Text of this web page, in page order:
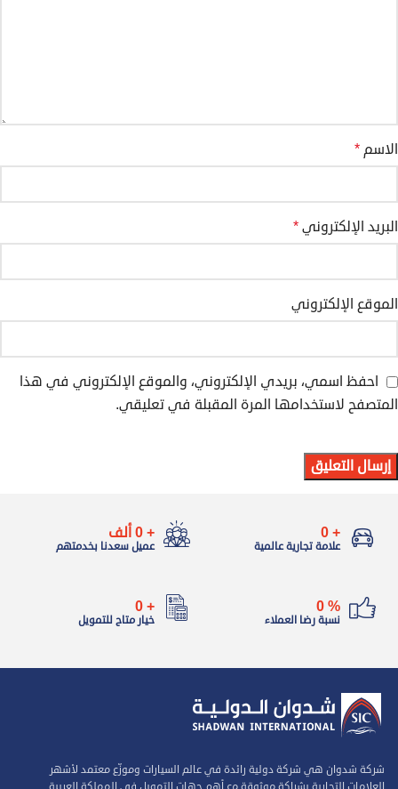
الاسم*
البريد الإلكتروني*
الموقع الإلكتروني
احفظ اسمي، بريدي الإلكتروني، والموقع الإلكتروني في هذا
المتصفح لاستخدامها المرة المقبلة في تعليقي.
+
0
علامة تجارية عالمية
+
0ألف
عميل سعدنا بخدمتهم
%
0
نسبة رضا العملاء
+
0
خيار متاح للتمويل
شركة شدوان هي شركة دولية رائدة في عالم السيارات وموزّع معتمد لأشهر